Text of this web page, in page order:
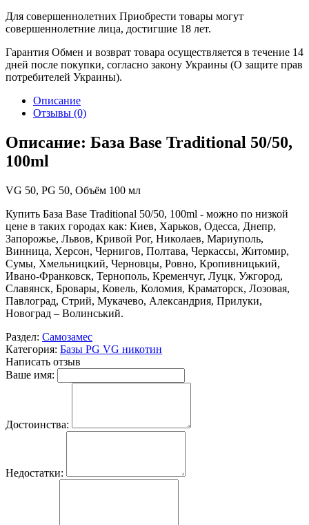
Для совершеннолетних Приобрести товары могут
совершеннолетние лица, достигшие 18 лет.
Гарантия Обмен и возврат товара осуществляется в течение 14
дней после покупки, согласно закону Украины (О защите прав
потребителей Украины).
Описание
Отзывы (0)
Описание: База Base Traditional 50/50,
100ml
VG 50, PG 50, Объём 100 мл
Купить База Base Traditional 50/50, 100ml - можно по низкой
цене в таких городах как: Киев, Харьков, Одесса, Днепр,
Запорожье, Львов, Кривой Рог, Николаев, Мариуполь,
Винница, Херсон, Чернигов, Полтава, Черкассы, Житомир,
Сумы, Хмельницкий, Черновцы, Ровно, Кропивницький,
Ивано-Франковск, Тернополь, Кременчуг, Луцк, Ужгород,
Славянск, Бровары, Ковель, Коломия, Краматорск, Лозовая,
Павлоград, Стрий, Мукачево, Александрия, Прилуки,
Новоград – Волинський.
Раздел: Самозамес
Категория: Базы PG VG никотин
Написать отзыв
Ваше имя:
Достоинства:
Недостатки: